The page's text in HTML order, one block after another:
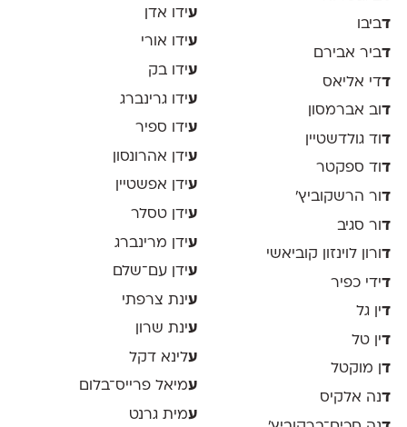
דביבו
דביר אבירם
דדי אליאס
דוב אברמסון
דוד גולדשטיין
דוד ספקטר
דור הרשקוביץ׳
דור סגיב
דורון לוינזון קוביאשי
דידי כפיר
דין גל
דין טל
דן מוקטל
דנה אלקיס
עידו אדן
עידו אורי
עידו בק
עידו גרינברג
עידו ספיר
עידן אהרונסון
עידן אפשטיין
עידן טסלר
עידן מרינברג
עידן עם־שלם
עינת צרפתי
עינת שרון
עלינא דקל
עמיאל פרייס־בלום
עמית גרנט